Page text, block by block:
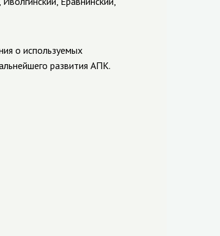
о используемых
развития АПК.